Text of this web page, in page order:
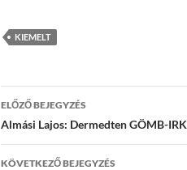
KIEMELT
Bejegyzések
navigációja
ELŐZŐ BEJEGYZÉS
Almási Lajos: Dermedten GÖMB-
KÖVETKEZŐ BEJEGYZÉS